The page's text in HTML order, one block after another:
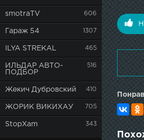
smotraTV 606
Гараж 54 1307
ILYA STREKAL 465
ИЛЬДАР АВТО-
ПОДБОР
516
Жекич Дубровский 410
ЖОРИК ВИКИХАУ 705
StopXam 343